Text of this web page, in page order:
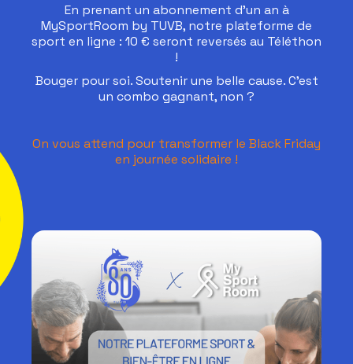
En prenant un abonnement d’un an à
MySportRoom by TUVB, notre plateforme de
sport en ligne : 10 € seront reversés au Téléthon
!
Bouger pour soi. Soutenir une belle cause. C’est
un combo gagnant, non ?
On vous attend pour transformer le Black Friday
en journée solidaire !